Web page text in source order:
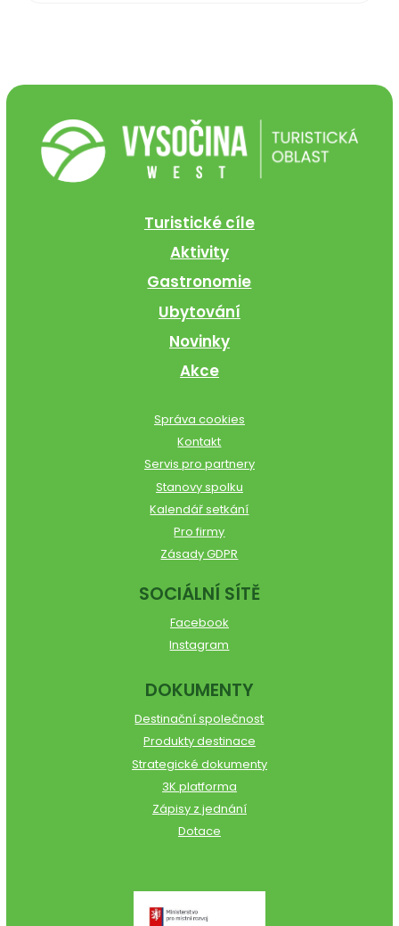
Turistické cíle
Aktivity
Gastronomie
Ubytování
Novinky
Akce
Správa cookies
Kontakt
Servis pro partnery
Stanovy spolku
Kalendář setkání
Pro firmy
Zásady GDPR
SOCIÁLNÍ SÍTĚ
Facebook
Instagram
DOKUMENTY
Destinační společnost
Produkty destinace
Strategické dokumenty
3K platforma
Zápisy z jednání
Dotace